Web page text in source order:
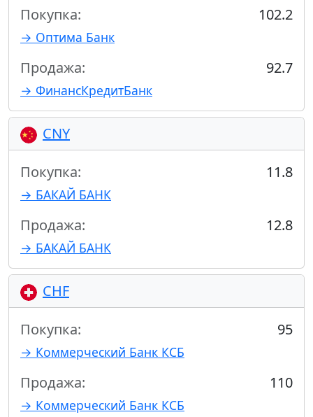
Покупка: 102.2
→ Оптима Банк
Продажа: 92.7
→ ФинансКредитБанк
CNY
Покупка: 11.8
→ БАКАЙ БАНК
Продажа: 12.8
→ БАКАЙ БАНК
CHF
Покупка: 95
→ Коммерческий Банк КСБ
Продажа: 110
→ Коммерческий Банк КСБ